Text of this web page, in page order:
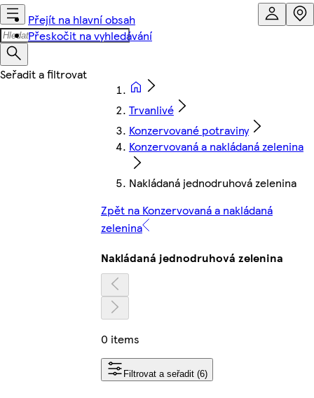
Přejít na hlavní obsah
Přeskočit na vyhledávání
Trvanlivé
Konzervované potraviny
Konzervovaná a nakládaná zelenina
Nakládaná jednodruhová zelenina
Zpět na Konzervovaná a nakládaná
zelenina
Nakládaná jednodruhová zelenina
0 items
Filtrovat a seřadit (6)